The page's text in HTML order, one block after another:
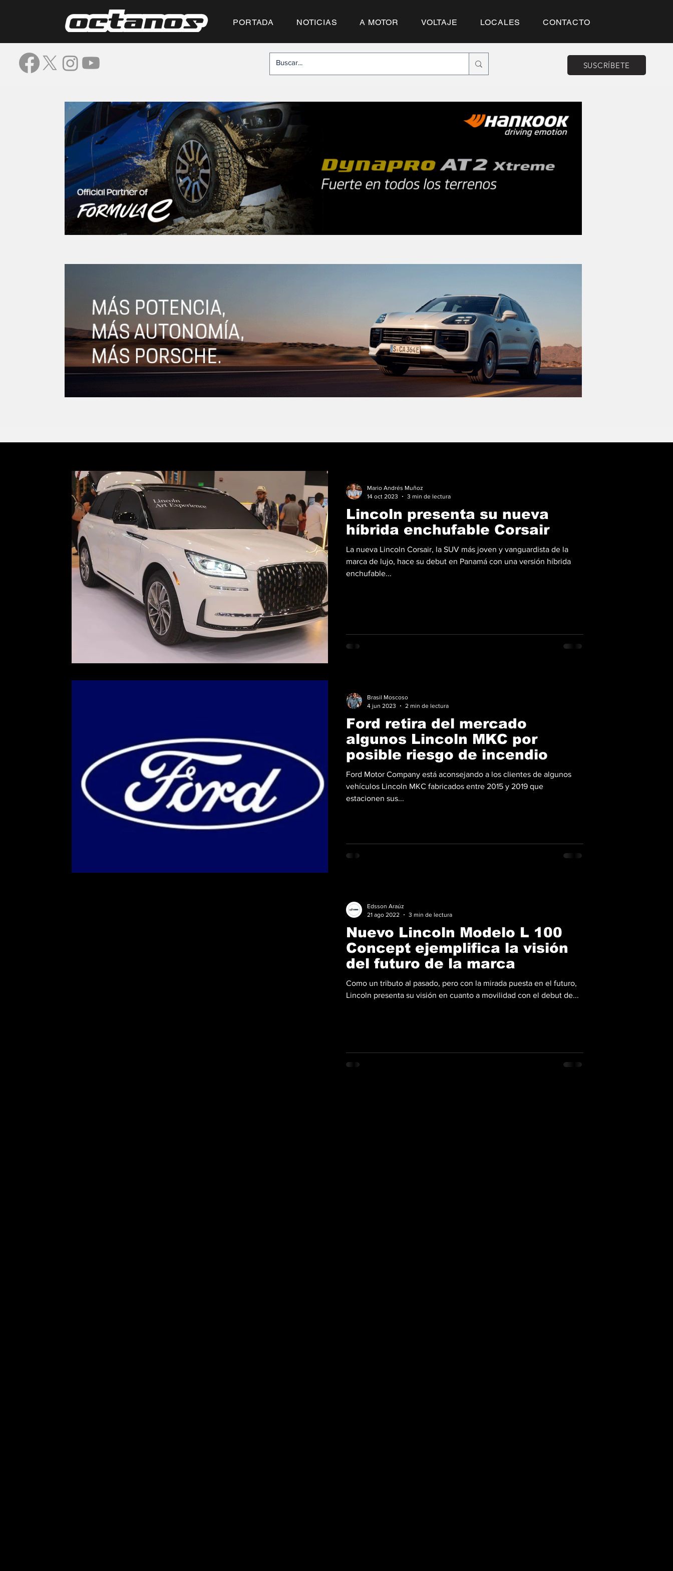
PORTADA NOTICIAS A MOTOR VOLTAJE LOCALES CONTACTO
SUSCRÍBETE
Lincoln presenta su nueva
híbrida enchufable Corsair
La nueva Lincoln Corsair, la SUV más joven y vanguardista de la
marca de lujo, hace su debut en Panamá con una versión híbrida
enchufable...
Mario Andrés Muñoz
14 oct 2023
3 min de lectura
Ford retira del mercado
algunos Lincoln MKC por
posible riesgo de incendio
Ford Motor Company está aconsejando a los clientes de algunos
vehículos Lincoln MKC fabricados entre 2015 y 2019 que
estacionen sus...
Brasil Moscoso
4 jun 2023
2 min de lectura
Nuevo Lincoln Modelo L 100
Concept ejemplifica la visión
del futuro de la marca
Como un tributo al pasado, pero con la mirada puesta en el futuro,
Lincoln presenta su visión en cuanto a movilidad con el debut de...
Edsson Araúz
21 ago 2022
3 min de lectura